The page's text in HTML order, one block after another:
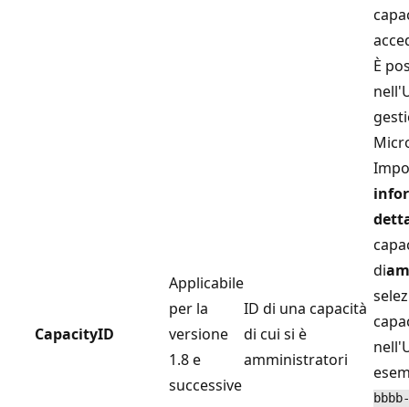
CapacityID
Applicabile
per la
versione
1.8 e
successive
ID di una capacità
di cui si è
amministratori
È
di